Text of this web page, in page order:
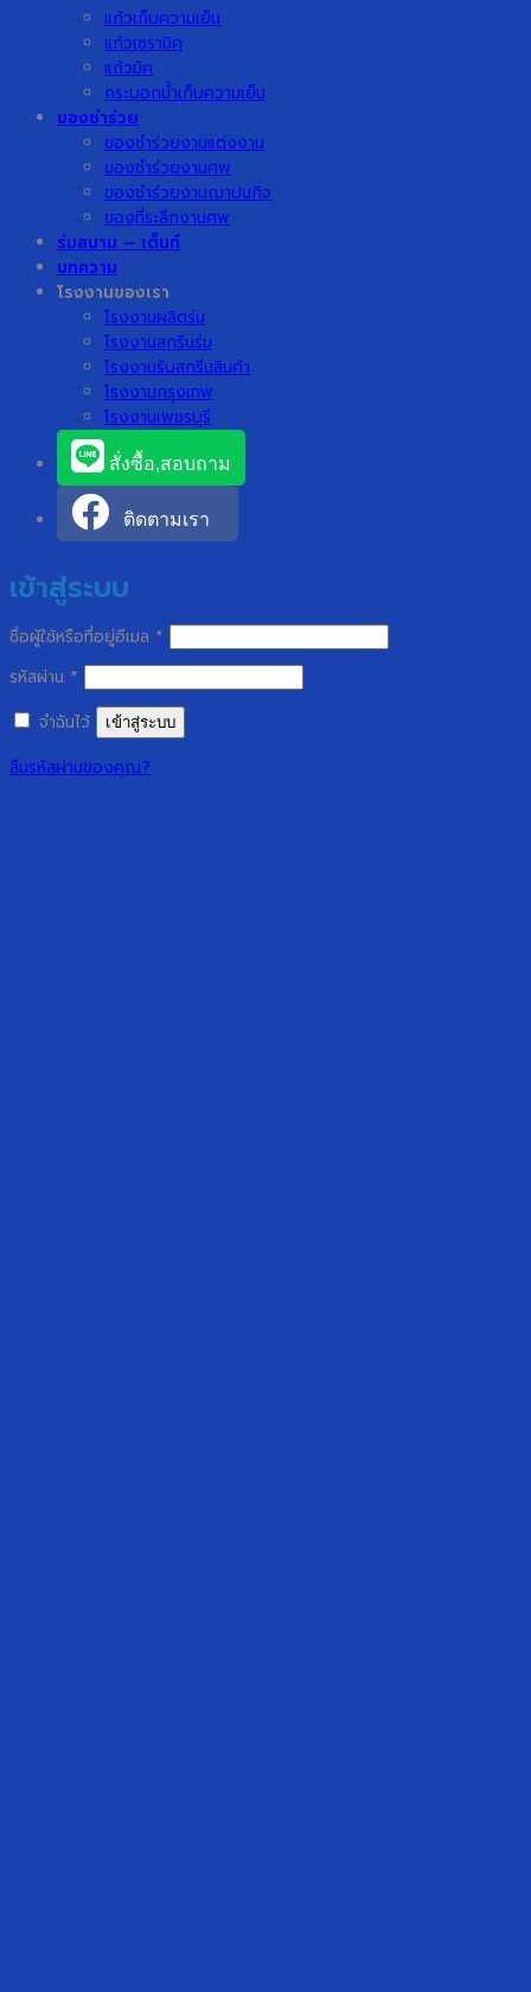
แก้วเก็บความเย็น
แก้วเซรามิค
แก้วมัค
กระบอกน้ำเก็บความเย็น
ของชำร่วย
ของชำร่วยงานแต่งงาน
ของชำร่วยงานศพ
ของชำร่วยงานฌาปนกิจ
ของที่ระลึกงานศพ
ร่มสนาม – เต็นท์
บทความ
โรงงานของเรา
โรงงานผลิตร่ม
โรงงานสกรีนร่ม
โรงงานรับสกรีนสินค้า
โรงงานกรุงเทพ
โรงงานเพชรบุรี
สั่งซื้อ,สอบถาม
ติดตามเรา
เข้าสู่ระบบ
ชื่อผู้ใช้หรือที่อยู่อีเมล *
รหัสผ่าน *
จำฉันไว้
เข้าสู่ระบบ
ลืมรหัสผ่านของคุณ?